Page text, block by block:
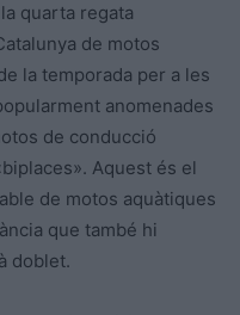
quarta regata
de motos
la temporada per a les
anomenades
de conducció
Aquest és el
de motos aquàtiques
que també hi
doblet.